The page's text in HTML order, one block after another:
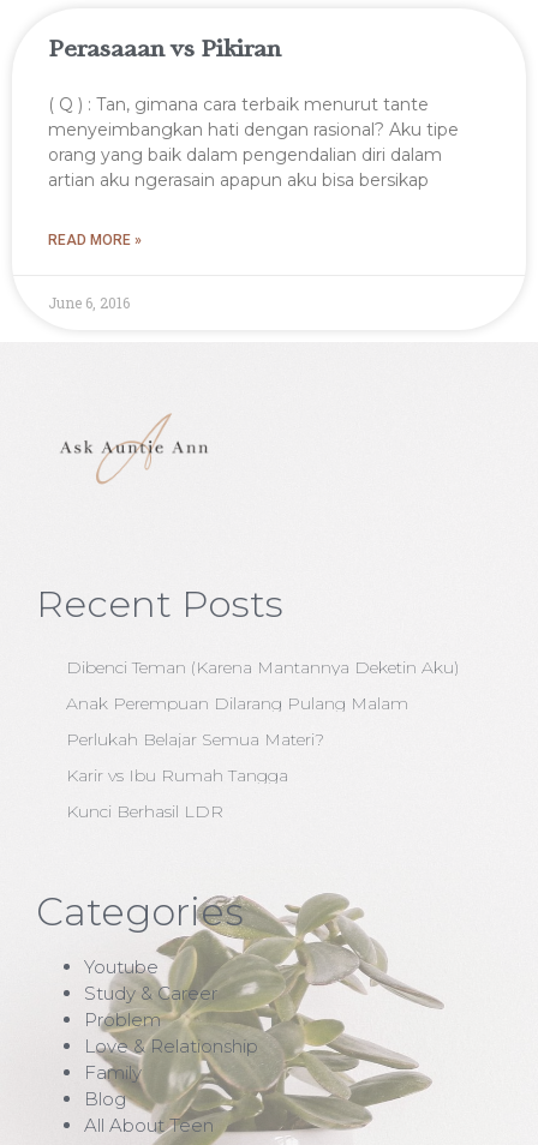
Perasaaan vs Pikiran
( Q ) : Tan, gimana cara terbaik menurut tante
menyeimbangkan hati dengan rasional? Aku tipe
orang yang baik dalam pengendalian diri dalam
artian aku ngerasain apapun aku bisa bersikap
READ MORE »
June 6, 2016
Recent Posts
Dibenci Teman (Karena Mantannya Deketin Aku)
Anak Perempuan Dilarang Pulang Malam
Perlukah Belajar Semua Materi?
Karir vs Ibu Rumah Tangga
Kunci Berhasil LDR
Categories
Youtube
Study & Career
Problem
Love & Relationship
Family
Blog
All About Teen